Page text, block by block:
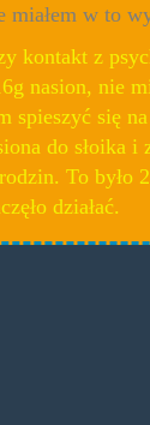
miałem w to
kontakt z
nasion, nie
spieszyć się
do słoika
To było
działać.